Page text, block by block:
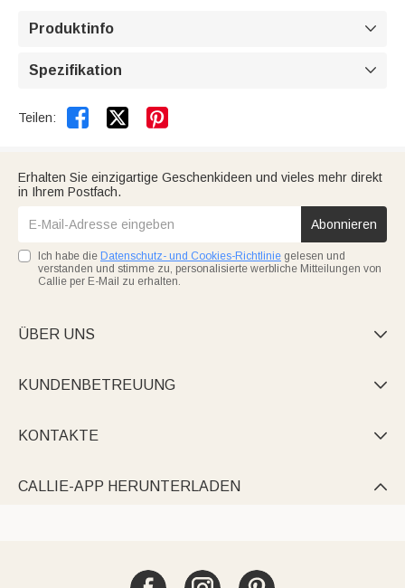
Produktinfo 
Spezifikation 
Teilen:  
Erhalten Sie einzigartige Geschenkideen und vieles mehr direkt
in Ihrem Postfach.
Abonnieren
Ich habe die Datenschutz- und Cookies-Richtlinie gelesen und
verstanden und stimme zu, personalisierte werbliche Mitteilungen von
Callie per E-Mail zu erhalten.
ÜBER UNS 
KUNDENBETREUUNG 
KONTAKTE 
CALLIE-APP HERUNTERLADEN 